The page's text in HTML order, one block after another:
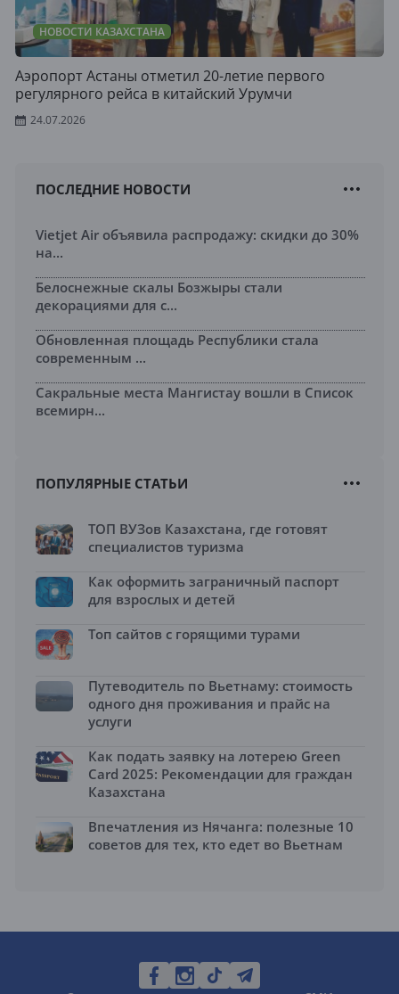
НОВОСТИ КАЗАХСТАНА
Аэропорт Астаны отметил 20-летие первого
регулярного рейса в китайский Урумчи
24.07.2026
ПОСЛЕДНИЕ НОВОСТИ
Vietjet Air объявила распродажу: скидки до 30%
на...
Белоснежные скалы Бозжыры стали
декорациями для с...
Обновленная площадь Республики стала
современным ...
Сакральные места Мангистау вошли в Список
всемирн...
ПОПУЛЯРНЫЕ СТАТЬИ
ТОП ВУЗов Казахстана, где готовят
специалистов туризма
Как оформить заграничный паспорт
для взрослых и детей
Топ сайтов с горящими турами
Путеводитель по Вьетнаму: стоимость
одного дня проживания и прайс на
услуги
Как подать заявку на лотерею Green
Card 2025: Рекомендации для граждан
Казахстана
Впечатления из Нячанга: полезные 10
советов для тех, кто едет во Вьетнам